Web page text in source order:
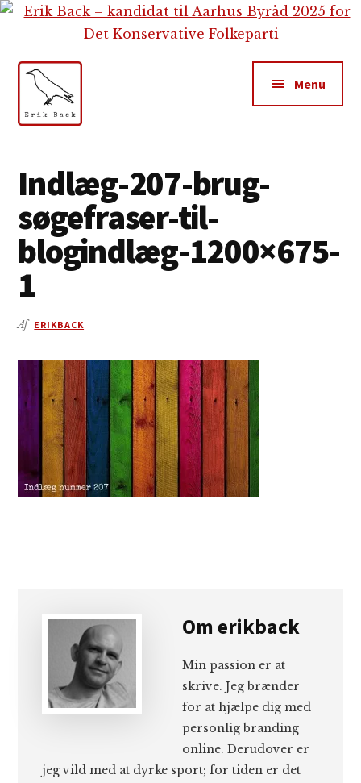
Skip
Gå
primær
sidebar
Skip
Additional
Back
creation,
blog,
e-
mail,
sociale
medier
Menu
Indlæg-207-brug-
søgefraser-til-
blogindlæg-1200×675-
1
Af ERIKBACK
Omerikback
Min passion er at
skrive. Jeg brænder
for at hjælpe dig med
personlig branding
online. Derudover er
jeg vild med at dyrke sport; for tiden er det